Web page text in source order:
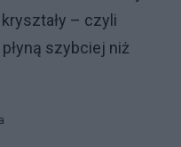
– czyli
szybciej niż